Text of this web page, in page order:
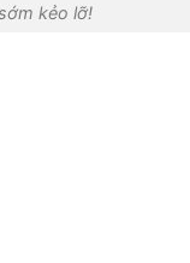
kẻo lỡ!